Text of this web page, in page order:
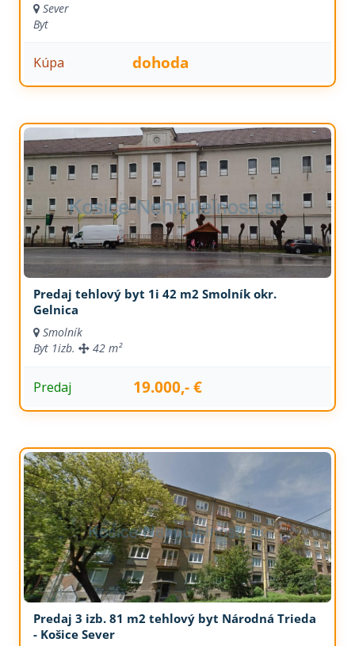
Sever
Byt
Kúpa dohoda
Predaj tehlový byt 1i 42 m2 Smolník okr.
Gelnica
Smolník
Byt 1izb. 42 m²
Predaj 19.000,- €
Predaj 3 izb. 81 m2 tehlový byt Národná Trieda
- Košice Sever